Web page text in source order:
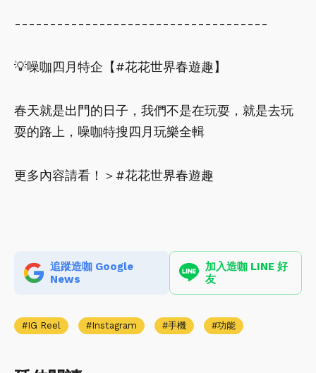
------------------------------------
💡噪咖四月特企【#花花世界春遊趣】
春天就是出門的日子，我們不是在玩耍，就是去玩
耍的路上，噪咖特搜四月玩樂全輯
更多內容請看！＞#花花世界春遊趣
追蹤造咖 Google
News
加入造咖 LINE 好
友
IG Reel Instagram 手機 功能